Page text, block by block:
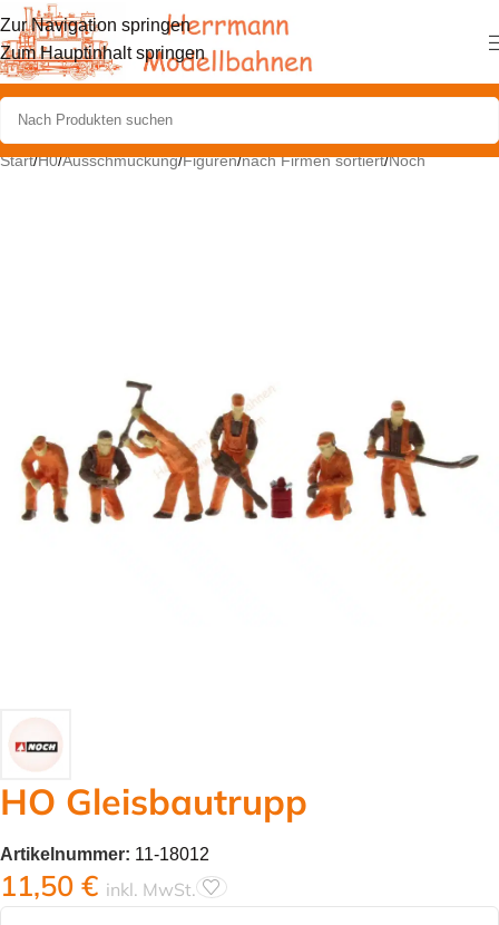
Zur Navigation springen
Zum Hauptinhalt springen
Start/H0/Ausschmückung/Figuren/nach Firmen sortiert/Noch
HO Gleisbautrupp
Artikelnummer: 11-18012
11,50 € inkl. MwSt.